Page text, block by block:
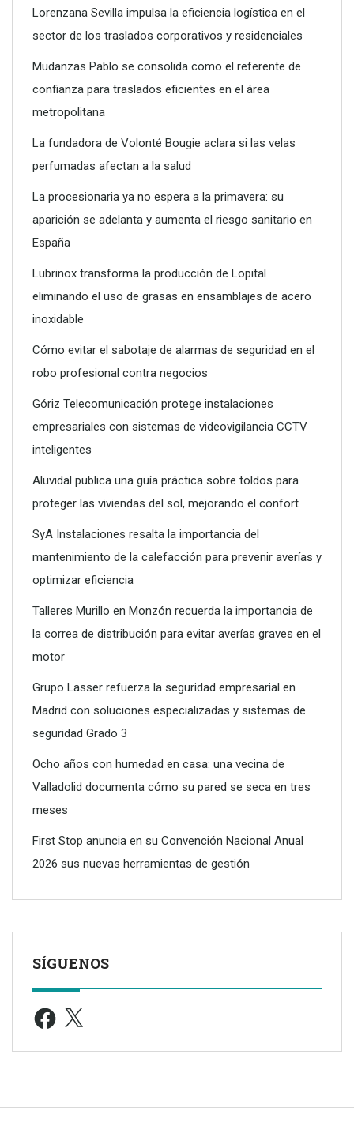
¿Qué tener en cuenta al elegir un abogado?
Lorenzana Sevilla impulsa la eficiencia logística en el
sector de los traslados corporativos y residenciales
Mudanzas Pablo se consolida como el referente de
confianza para traslados eficientes en el área
metropolitana
La fundadora de Volonté Bougie aclara si las velas
perfumadas afectan a la salud
La procesionaria ya no espera a la primavera: su
aparición se adelanta y aumenta el riesgo sanitario en
España
Lubrinox transforma la producción de Lopital
eliminando el uso de grasas en ensamblajes de acero
inoxidable
Cómo evitar el sabotaje de alarmas de seguridad en el
robo profesional contra negocios
Góriz Telecomunicación protege instalaciones
empresariales con sistemas de videovigilancia CCTV
inteligentes
Aluvidal publica una guía práctica sobre toldos para
proteger las viviendas del sol, mejorando el confort
SyA Instalaciones resalta la importancia del
mantenimiento de la calefacción para prevenir averías y
optimizar eficiencia
Talleres Murillo en Monzón recuerda la importancia de
la correa de distribución para evitar averías graves en el
motor
Grupo Lasser refuerza la seguridad empresarial en
Madrid con soluciones especializadas y sistemas de
seguridad Grado 3
Ocho años con humedad en casa: una vecina de
Valladolid documenta cómo su pared se seca en tres
meses
First Stop anuncia en su Convención Nacional Anual
2026 sus nuevas herramientas de gestión
SÍGUENOS
Facebook
X